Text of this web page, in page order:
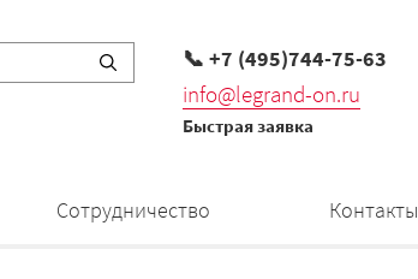
📞 +7 (495)744-75-63
info@legrand-on.ru
Быстрая заявка
Сотрудничество Контакты